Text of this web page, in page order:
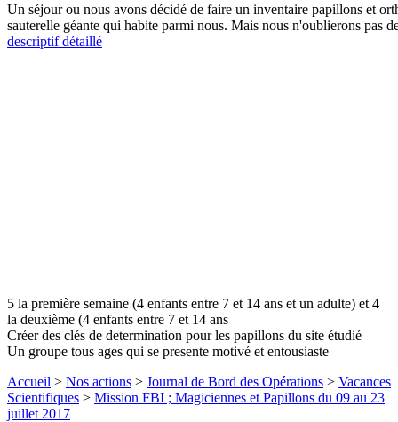
Un séjour ou nous avons décidé de faire un inventaire papillons et
sauterelle géante qui habite parmi nous. Mais nous n'oublierons pas
descriptif détaillé
5 la première semaine (4 enfants entre 7 et 14 ans et un adulte) et 4
la deuxième (4 enfants entre 7 et 14 ans
Créer des clés de determination pour les papillons du site étudié
Un groupe tous ages qui se presente motivé et entousiaste
Accueil > Nos actions > Journal de Bord des Opérations > Vacances
Scientifiques > Mission FBI ; Magiciennes et Papillons du 09 au 23
juillet 2017